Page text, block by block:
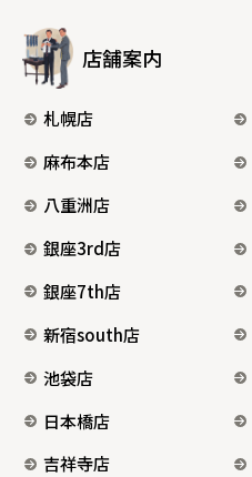
店舗案内
札幌店
麻布本店
八重洲店
銀座3rd店
銀座7th店
新宿south店
池袋店
日本橋店
吉祥寺店